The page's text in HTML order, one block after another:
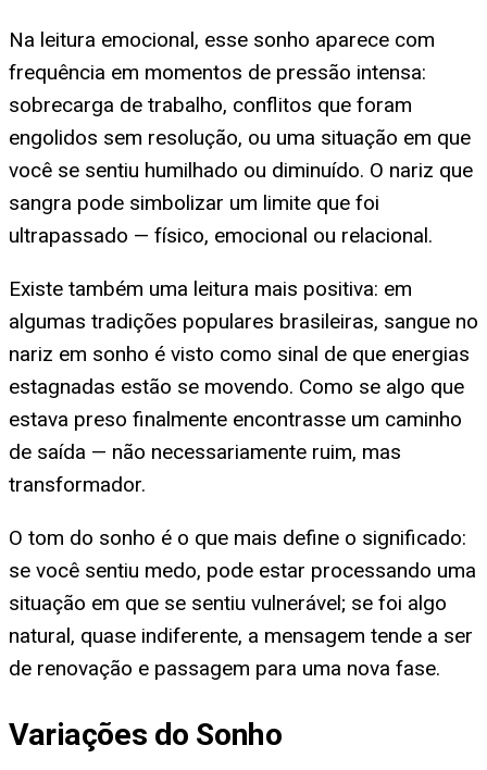
Na leitura emocional, esse sonho aparece com
frequência em momentos de pressão intensa:
sobrecarga de trabalho, conflitos que foram
engolidos sem resolução, ou uma situação em que
você se sentiu humilhado ou diminuído. O nariz que
sangra pode simbolizar um limite que foi
ultrapassado — físico, emocional ou relacional.
Existe também uma leitura mais positiva: em
algumas tradições populares brasileiras, sangue no
nariz em sonho é visto como sinal de que energias
estagnadas estão se movendo. Como se algo que
estava preso finalmente encontrasse um caminho
de saída — não necessariamente ruim, mas
transformador.
O tom do sonho é o que mais define o significado:
se você sentiu medo, pode estar processando uma
situação em que se sentiu vulnerável; se foi algo
natural, quase indiferente, a mensagem tende a ser
de renovação e passagem para uma nova fase.
Variações do Sonho